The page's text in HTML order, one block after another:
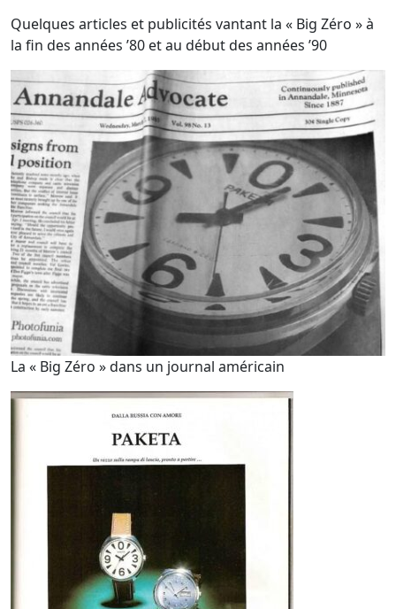
Quelques articles et publicités vantant la « Big Zéro » à
la fin des années ’80 et au début des années ’90
La « Big Zéro » dans un journal américain